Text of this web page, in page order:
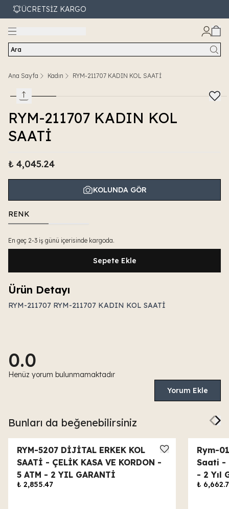
ÜCRETSİZ KARGO
Ara
Ana Sayfa Kadın RYM-211707 KADIN KOL SAATİ
RYM-211707 KADIN KOL
SAATİ
₺ 4,045.24
KOLUNDA GÖR
RENK
En geç 2-3 iş günü içerisinde kargoda.
Sepete Ekle
Ürün Detayı
RYM-211707 RYM-211707 KADIN KOL SAATİ
0.0
Henüz yorum bulunmamaktadır
Yorum Ekle
Bunları da beğenebilirsiniz
RYM-5207 DİJİTAL ERKEK KOL
SAATİ - ÇELİK KASA VE KORDON -
5 ATM - 2 YIL GARANTİ
₺ 2,855.47
Rym-
Saati -
- 2 Yıl
₺